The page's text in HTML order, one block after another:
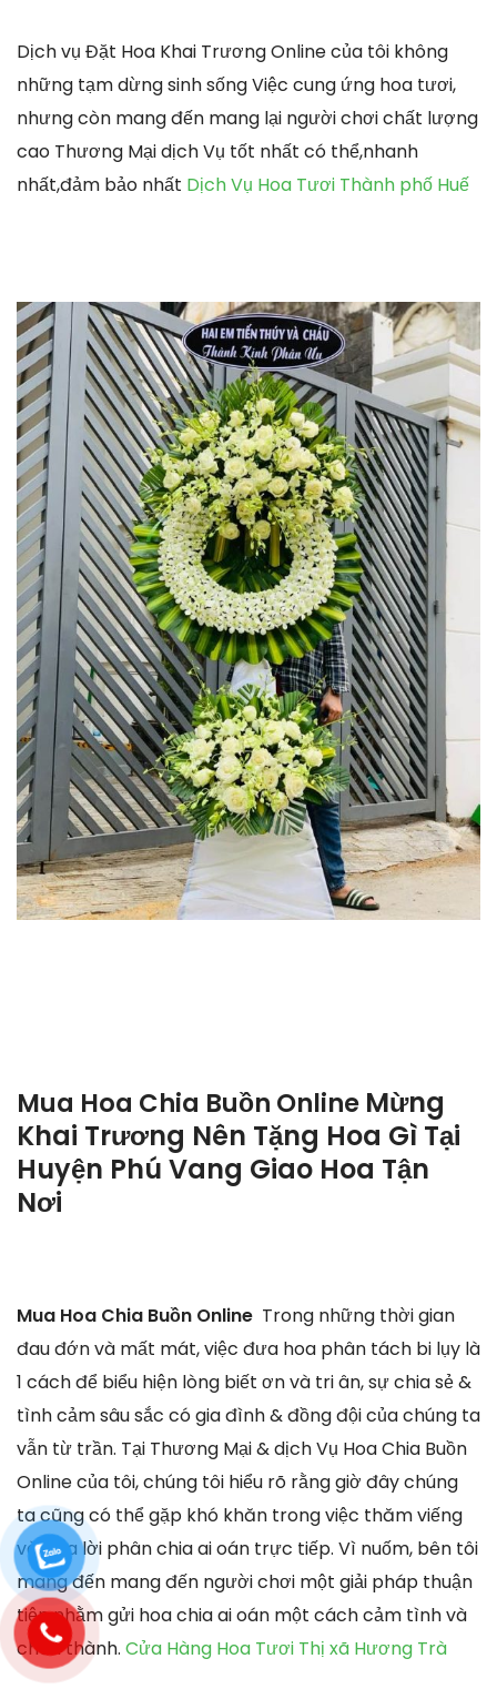
Dịch vụ Đặt Hoa Khai Trương Online của tôi không
những tạm dừng sinh sống Việc cung ứng hoa tươi,
nhưng còn mang đến mang lại người chơi chất lượng
cao Thương Mại dịch Vụ tốt nhất có thể,nhanh
nhất,đảm bảo nhất Dịch Vụ Hoa Tươi Thành phố Huế
Mua Hoa Chia Buồn Online Mừng
Khai Trương Nên Tặng Hoa Gì Tại
Huyện Phú Vang Giao Hoa Tận
Nơi
Mua Hoa Chia Buồn Online Trong những thời gian
đau đớn và mất mát, việc đưa hoa phân tách bi lụy là
1 cách để biểu hiện lòng biết ơn và tri ân, sự chia sẻ &
tình cảm sâu sắc có gia đình & đồng đội của chúng ta
vẫn từ trần. Tại Thương Mại & dịch Vụ Hoa Chia Buồn
Online của tôi, chúng tôi hiểu rõ rằng giờ đây chúng
ta cũng có thể gặp khó khăn trong việc thăm viếng
và đưa lời phân chia ai oán trực tiếp. Vì nuốm, bên tôi
mang đến mang đến người chơi một giải pháp thuận
tiện nhằm gửi hoa chia ai oán một cách cảm tình và
chân thành. Cửa Hàng Hoa Tươi Thị xã Hương Trà